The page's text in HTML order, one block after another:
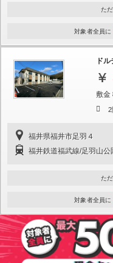
た
対象者全員に
ド
敷金
2
福井県福井市足羽４
福井鉄道福武線/足羽山
た
対象者全員に